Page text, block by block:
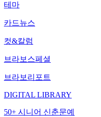
테마
카드뉴스
컷&칼럼
브라보스페셜
브라보리포트
DIGITAL LIBRARY
50+ 시니어 신춘문예